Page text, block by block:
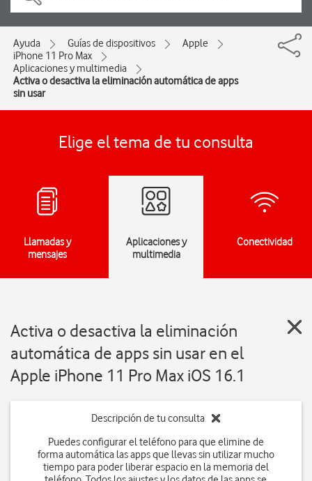
Ayuda Guías de dispositivos
Apple
iPhone 11 Pro Max
Aplicaciones y multimedia
Activa o desactiva la eliminación automática de apps
sin usar
Elige el tema de tu consulta
Llamadas y
mensajes
Aplicaciones y
multimedia
Conectividad
Activa o desactiva la eliminación
automática de apps sin usar en el
Apple iPhone 11 Pro Max iOS 16.1
Descripción de tu consulta
Puedes configurar el teléfono para que elimine de
forma automática las apps que llevas sin utilizar mucho
tiempo para poder liberar espacio en la memoria del